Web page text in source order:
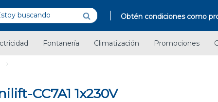
Obtén condiciones como
Fontanería Climatización Promociones
CC7A1 1x230V